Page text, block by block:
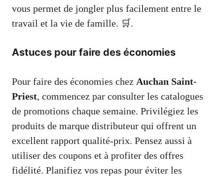
vous permet de jongler plus facilement entre le
travail et la vie de famille. 🛒.
Astuces pour faire des économies
Pour faire des économies chez Auchan Saint-
Priest, commencez par consulter les catalogues
de promotions chaque semaine. Privilégiez les
produits de marque distributeur qui offrent un
excellent rapport qualité-prix. Pensez aussi à
utiliser des coupons et à profiter des offres
fidélité. Planifiez vos repas pour éviter les